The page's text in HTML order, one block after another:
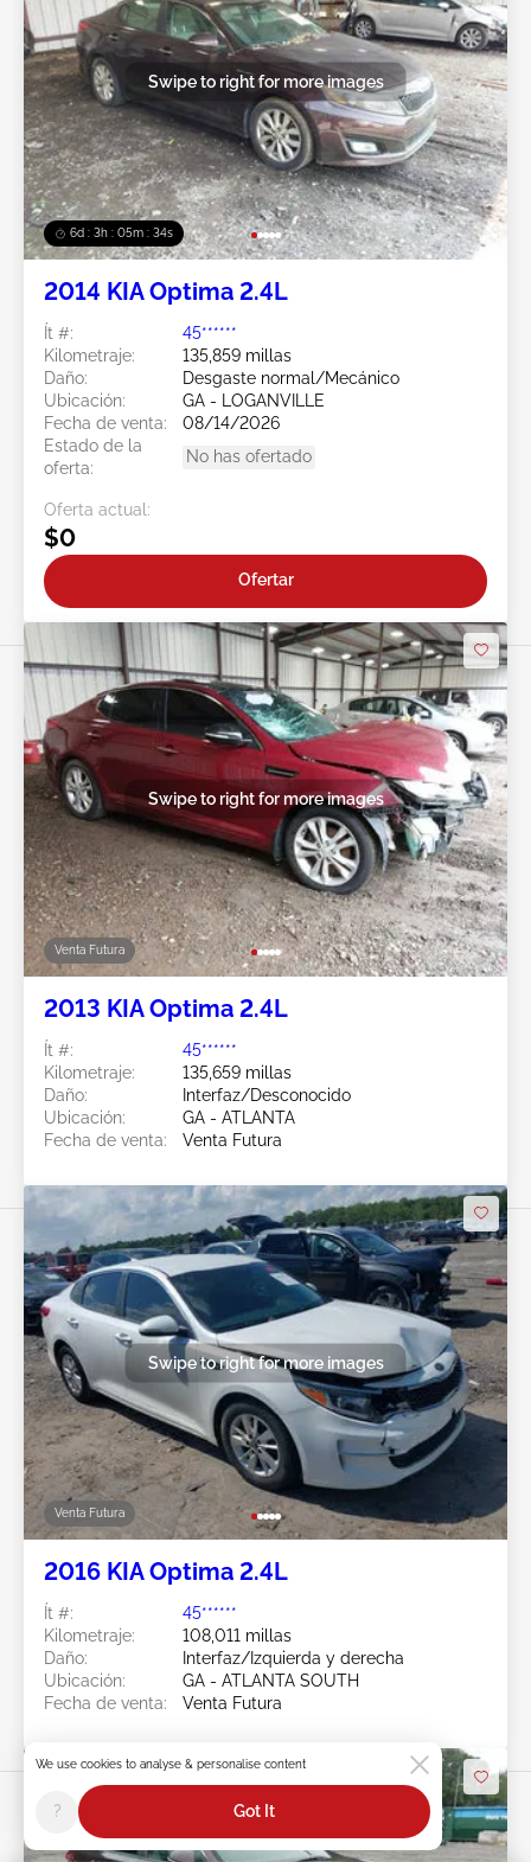
6d : 3h : 05m : 31s
Swipe to right for more images
2014 KIA Optima 2.4L
Ít #:
45******
Kilometraje:
135,859 millas
Daño:
Desgaste normal/Mecánico
Ubicación:
GA - LOGANVILLE
Fecha de venta:
08/14/2026
Estado de la
oferta:
No has ofertado
Oferta actual:
$0
Ofertar
Venta Futura
Swipe to right for more images
2013 KIA Optima 2.4L
Ít #:
45******
Kilometraje:
135,659 millas
Daño:
Interfaz/Desconocido
Ubicación:
GA - ATLANTA
Fecha de venta:
Venta Futura
Venta Futura
Swipe to right for more images
2016 KIA Optima 2.4L
Ít #:
45******
Kilometraje:
108,011 millas
Daño:
Interfaz/Izquierda y derecha
Ubicación:
GA - ATLANTA SOUTH
Fecha de venta:
Venta Futura
We use cookies to analyse & personalise content
? Got It